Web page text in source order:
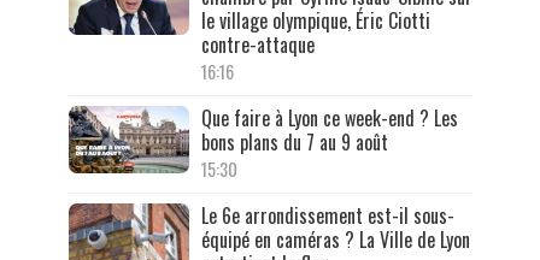
le village olympique, Éric Ciotti
contre-attaque
16:16
Que faire à Lyon ce week-end ? Les
bons plans du 7 au 9 août
15:30
Le 6e arrondissement est-il sous-
équipé en caméras ? La Ville de Lyon